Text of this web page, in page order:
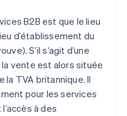
B2B est que le lieu
d’établissement du
S’il s’agit d’une
vente est alors située
la TVA britannique. Il
pour les services
à des